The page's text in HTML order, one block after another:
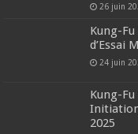
26 juin
Kung-
d’Essai
24 juin
Kung-
2025